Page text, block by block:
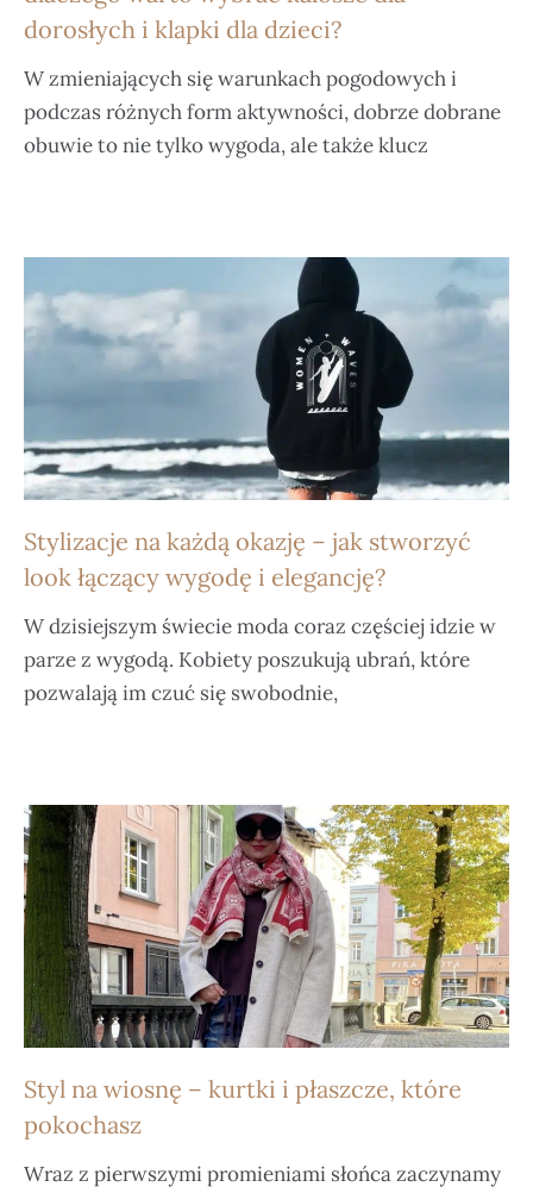
dorosłych i klapki dla dzieci?
W zmieniających się warunkach pogodowych i
podczas różnych form aktywności, dobrze dobrane
obuwie to nie tylko wygoda, ale także klucz
Stylizacje na każdą okazję – jak stworzyć
look łączący wygodę i elegancję?
W dzisiejszym świecie moda coraz częściej idzie w
parze z wygodą. Kobiety poszukują ubrań, które
pozwalają im czuć się swobodnie,
Styl na wiosnę – kurtki i płaszcze, które
pokochasz
Wraz z pierwszymi promieniami słońca zaczynamy